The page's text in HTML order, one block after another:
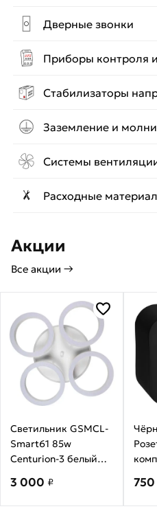
Дверные звонки
Приборы контроля
Стабилизаторы
Заземление и
Системы
Расходные
Акции
Все акции →
Светильник GSMCL-
Smart61 85w
Centurion-3 белый
(4кр), GSMCL-
Smart61 85w
3 000 ₽ 750